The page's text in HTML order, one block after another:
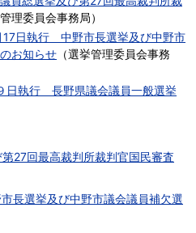
理委員会事務局）
17日執行 中野市長選挙及び中野市
お知らせ （選挙管理委員会事務
日執行 長野県議会議員一般選挙
27回最高裁判所裁判官国民審査
長選挙及び中野市議会議員補欠選